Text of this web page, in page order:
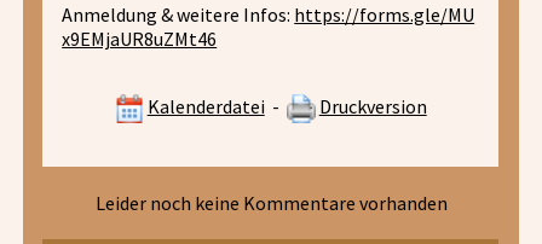
Anmeldung & weitere Infos: https://forms.gle/MU
x9EMjaUR8uZMt46
Kalenderdatei- Druckversion
Leider noch keine Kommentare vorhanden